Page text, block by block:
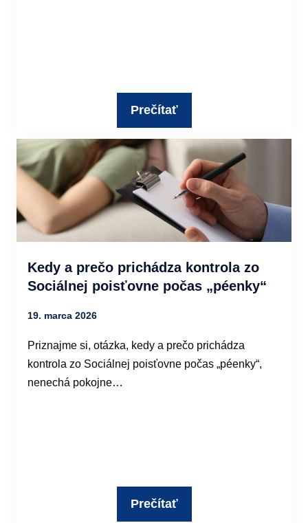
Prečítať
Kedy a prečo prichádza kontrola zo
Sociálnej poisťovne počas „péenky“
19. marca 2026
Priznajme si, otázka, kedy a prečo prichádza
kontrola zo Sociálnej poisťovne počas „péenky“,
nenechá pokojne…
Prečítať